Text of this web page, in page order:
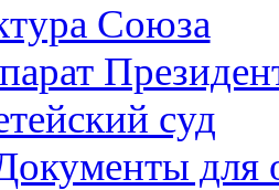
Союза
суд
для